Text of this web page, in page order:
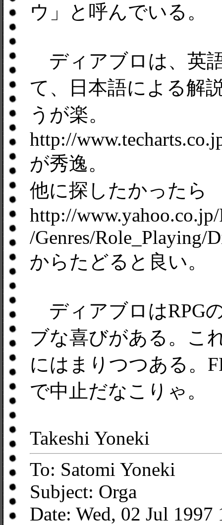
ウ」と呼んでいる。
ディアブロは、英
て、日本語による解
うが楽。
http://
が秀逸。
他に探したかったら
http://www.yahoo.co.jp/
/Genres/Role_Playing/
からたどると良い。
ディアブロはRPG
ブな喜びがある。こ
にはまりつつある。
で中止だなこりゃ。
Takeshi Yoneki
To: Satomi Yoneki
Subject: Orga
Date: Wed, 02 Jul